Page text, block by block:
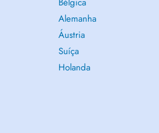
Alemanha
Áustria
Suíça
Holanda